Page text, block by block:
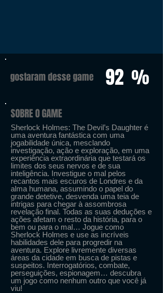
gostaram desse game 92 %
SOBRE O GAME
Sherlock Holmes: The Devil’s Daughter é
uma aventura fantástica com uma
jogabilidade única, mesclando
investigação, ação e exploração, em uma
experiência extraordinária que testará os
limites dos seus nervos e de sua
inteligência. Investigue o mal pelos
recantos mais escuros de Londres e da
alma humana, assumindo o papel do
grande detetive, desvenda uma teia de
intrigas para chegar à assombrosa
revelação final. Todas as suas deduções e
ações afetam o resto da história, para o
bem ou para o mal… Jogue como
Sherlock Holmes e use as incríveis
habilidades dele para progredir na
aventura. Explore livremente diversas
áreas da cidade em busca de pistas e
suspeitos. Interrogatórios, combate,
perseguições, espionagem… descubra
um jogo como nenhum outro que você já
viu!